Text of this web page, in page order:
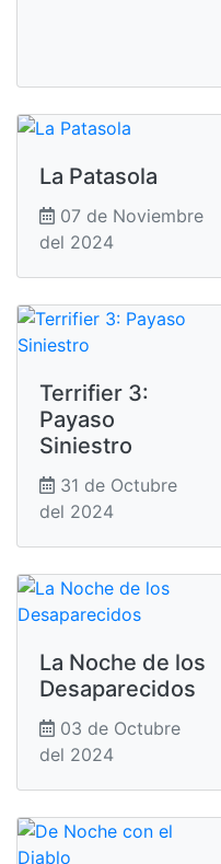
La Patasola
07 de Noviembre
del 2024
Terrifier 3:
Payaso
Siniestro
31 de Octubre
del 2024
La Noche de los
Desaparecidos
03 de Octubre
del 2024